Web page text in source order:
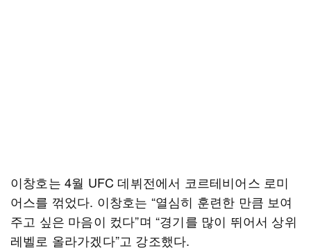
이창호는 4월 UFC 데뷔전에서 코르테비어스 로미
어스를 꺾었다. 이창호는 “열심히 훈련한 만큼 보여
주고 싶은 마음이 컸다”며 “경기를 많이 뛰어서 상위
레벨로 올라가겠다”고 강조했다.